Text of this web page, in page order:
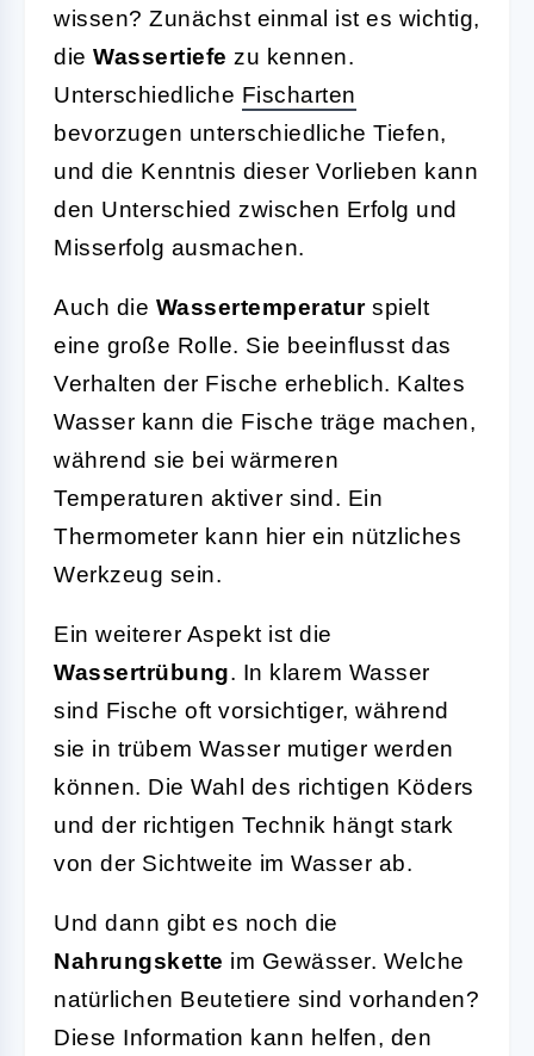
wissen? Zunächst einmal ist es wichtig,
die Wassertiefe zu kennen.
Unterschiedliche Fischarten
bevorzugen unterschiedliche Tiefen,
und die Kenntnis dieser Vorlieben kann
den Unterschied zwischen Erfolg und
Misserfolg ausmachen.
Auch die Wassertemperaturspielt
eine große Rolle. Sie beeinflusst das
Verhalten der Fische erheblich. Kaltes
Wasser kann die Fische träge machen,
während sie bei wärmeren
Temperaturen aktiver sind. Ein
Thermometer kann hier ein nützliches
Werkzeug sein.
Ein weiterer Aspekt ist die
Wassertrübung. In klarem Wasser
sind Fische oft vorsichtiger, während
sie in trübem Wasser mutiger werden
können. Die Wahl des richtigen Köders
und der richtigen Technik hängt stark
von der Sichtweite im Wasser ab.
Und dann gibt es noch die
Nahrungskette im Gewässer. Welche
natürlichen Beutetiere sind vorhanden?
Diese Information kann helfen, den